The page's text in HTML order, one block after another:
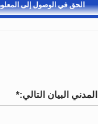
الحق في الوصول إلى
البيان التالي:*